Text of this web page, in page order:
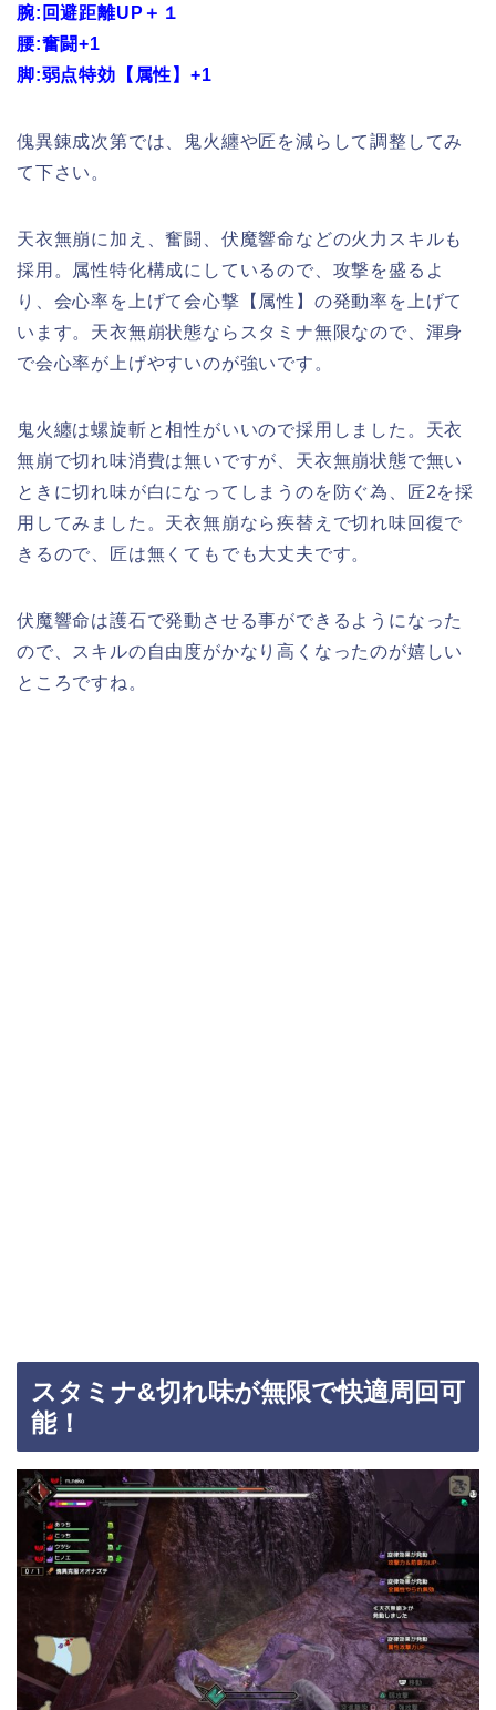
腕:回避距離UP＋１
腰:奮闘+1
脚:弱点特効【属性】+1
傀異錬成次第では、鬼火纏や匠を減らして調整してみ
て下さい。
天衣無崩に加え、奮闘、伏魔響命などの火力スキルも
採用。属性特化構成にしているので、攻撃を盛るよ
り、会心率を上げて会心撃【属性】の発動率を上げて
います。天衣無崩状態ならスタミナ無限なので、渾身
で会心率が上げやすいのが強いです。
鬼火纏は螺旋斬と相性がいいので採用しました。天衣
無崩で切れ味消費は無いですが、天衣無崩状態で無い
ときに切れ味が白になってしまうのを防ぐ為、匠2を採
用してみました。天衣無崩なら疾替えで切れ味回復で
きるので、匠は無くてもでも大丈夫です。
伏魔響命は護石で発動させる事ができるようになった
ので、スキルの自由度がかなり高くなったのが嬉しい
ところですね。
スタミナ&切れ味が無限で快適周回可
能！